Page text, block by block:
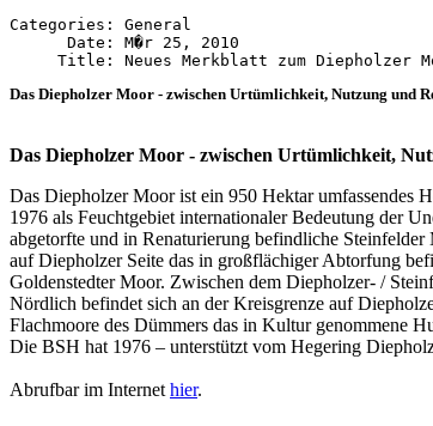
Categories: General
      Date: M�r 25, 2010
Das Diepholzer Moor - zwischen Urtümlichkeit, Nutzung und
Das Diepholzer Moor - zwischen Urtümlichkeit,
Das Diepholzer Moor ist ein 950 Hektar umfassendes
1976 als Feuchtgebiet internationaler Bedeutung der
abgetorfte und in Renaturierung befindliche
auf Diepholzer Seite das in großflächiger Abtorfung
Goldenstedter Moor. Zwischen dem Diepholzer- /
Nördlich befindet sich an der Kreisgrenze auf
Flachmoore des Dümmers das in Kultur genommene
Die BSH hat 1976 – unterstützt vom Hegering
Abrufbar im Internet hier.